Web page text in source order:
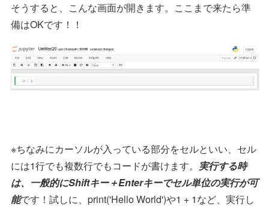
そうすると、こんな画面が開きます。ここまで来たら準
備はOKです！！
※ちなみにカーソルが入っている部分をセルといい、セル
には1行でも複数行でもコードが書けます。 実行する時
は、一般的にShiftキー＋Enterキーでセル単位の実行が可
能です！試しに、print('Hello World')や1 + 1など、実行し